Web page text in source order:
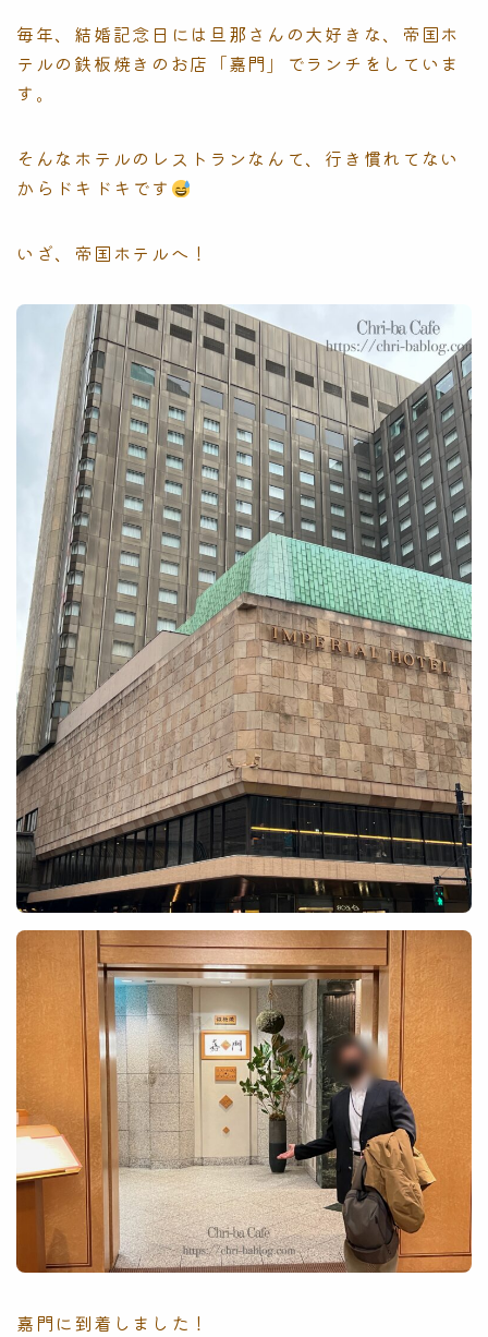
毎年、結婚記念日には旦那さんの大好きな、帝国ホ
テルの鉄板焼きのお店「嘉門」でランチをしていま
す。
そんなホテルのレストランなんて、行き慣れてない
からドキドキです
いざ、帝国ホテルへ！
嘉門に到着しました！